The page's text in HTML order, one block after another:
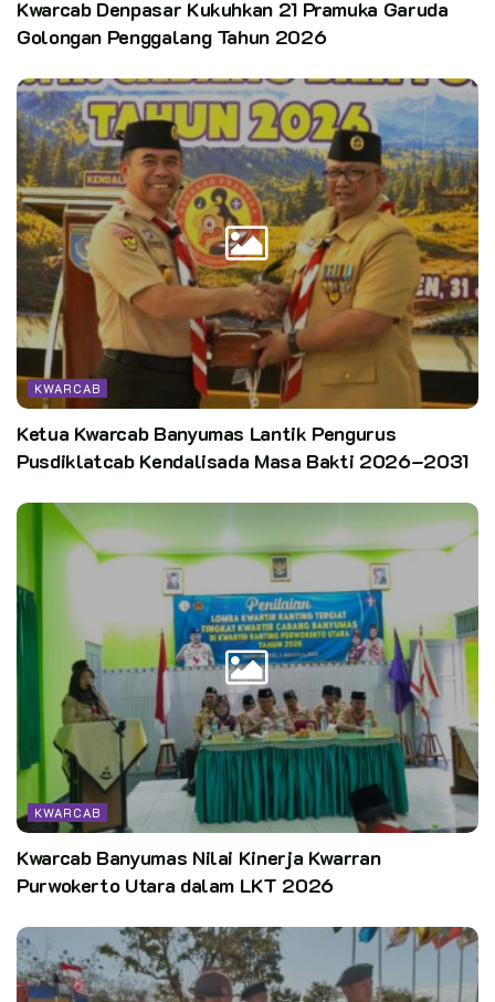
Kwarcab Denpasar Kukuhkan 21 Pramuka Garuda
Golongan Penggalang Tahun 2026
KWARCAB
Ketua Kwarcab Banyumas Lantik Pengurus
Pusdiklatcab Kendalisada Masa Bakti 2026–2031
KWARCAB
Kwarcab Banyumas Nilai Kinerja Kwarran
Purwokerto Utara dalam LKT 2026